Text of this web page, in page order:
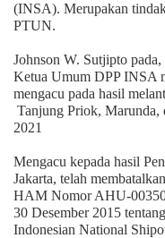
(INSA). Merupakan
PTUN.
Johnson W. Sutjipto
Ketua Umum DPP INSA
mengacu pada hasil
Tanjung Priok, Marunda,
2021
Mengacu kepada hasil
Jakarta, telah
HAM Nomor AHU-
30 Desember 2015
Indonesian National